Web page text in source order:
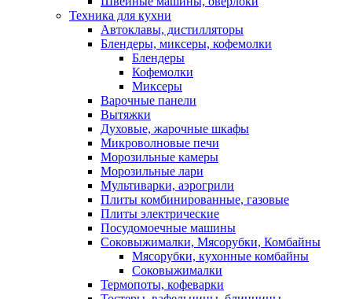
Техника для кухни
Автоклавы, дистилляторы
Блендеры, миксеры, кофемолки
Блендеры
Кофемолки
Миксеры
Варочные панели
Вытяжки
Духовые, жарочные шкафы
Микроволновые печи
Морозильные камеры
Морозильные лари
Мультиварки, аэрогрили
Плиты комбинированные, газовые
Плиты электрические
Посудомоечные машины
Соковыжималки, Мясорубки, Комбайны
Мясорубки, кухонные комбайны
Соковыжималки
Термопоты, кофеварки